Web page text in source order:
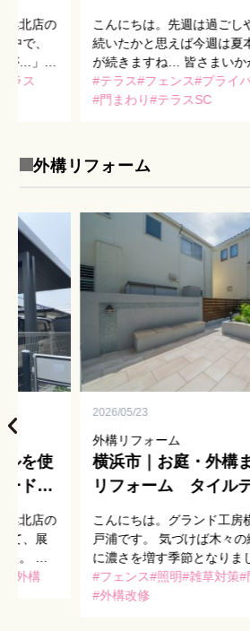
浜北店の
中で、
が…」
いんで
ラス
ンなテラス
こんにちは。先週は過ごし
続いたかと思えば今週は夏
が続きますね… 皆さまいか
しでしょうか。 さて、本
浜市でガーデン工事をお手
テラス フェンス プライ
門まわり テラスSC
外構リフォーム
ルを使
ドア
浜北店の
て、展
た。 ま
外構
2026/05/23
外構リフォーム
横浜市｜お庭・外構
リフォーム タイル
作る家族の憩い空間
こんにちは。グランド工房
戸浦です。 気づけば木々
に濃さを増す季節となりま
上げれば新緑が爽やかに揺
見れば花壇には雑草がはび
フェンス 照明 雑草対策
外構改修